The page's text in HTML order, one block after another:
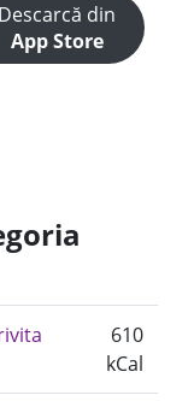
Descarcă din
App Store
610
kCal